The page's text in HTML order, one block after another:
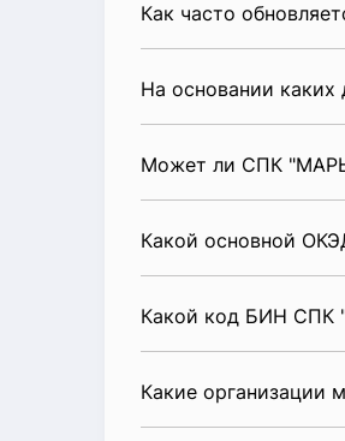
Как часто
На основании каких
Может ли СПК
Какой основной
Какой код БИН СПК
Какие организации